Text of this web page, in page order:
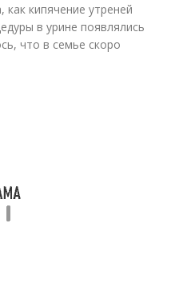
кипячение утреней
в урине появлялись
что в семье скоро